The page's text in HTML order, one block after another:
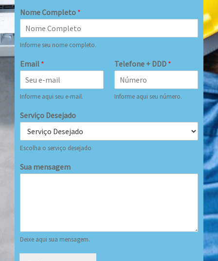
Nome Completo *
Informe seu nome completo.
Email *
Informe aqui seu e-mail.
Telefone + DDD *
Informe aqui seu número.
Serviço Desejado
Escolha o serviço desejado
Sua mensagem
Deixe aqui sua mensagem.